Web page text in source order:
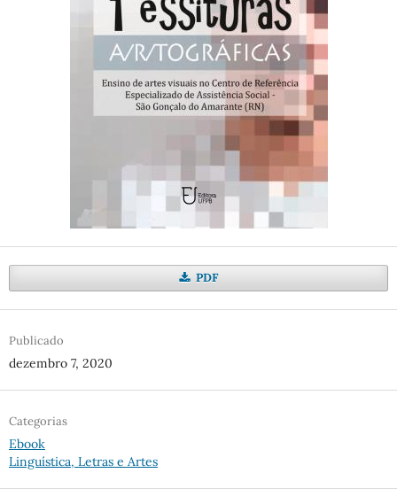
PDF
Publicado
dezembro 7, 2020
Categorias
Ebook
Linguística, Letras e Artes